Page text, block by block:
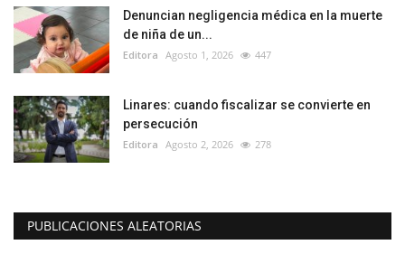
Denuncian negligencia médica en la muerte
de niña de un...
Editora Agosto 1, 2026 447
Linares: cuando fiscalizar se convierte en
persecución
Editora Agosto 2, 2026 278
PUBLICACIONES ALEATORIAS